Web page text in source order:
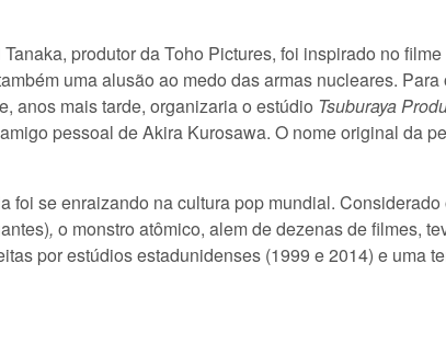
produtor da Toho Pictures, foi inspirado no
uma alusão ao medo das armas nucleares. Para
anos mais tarde, organizaria o estúdio Tsuburaya
pessoal de Akira Kurosawa. O nome original da
foi se enraizando na cultura pop mundial. Considerado
, o monstro atômico, alem de dezenas de filmes,
por estúdios estadunidenses (1999 e 2014) e uma